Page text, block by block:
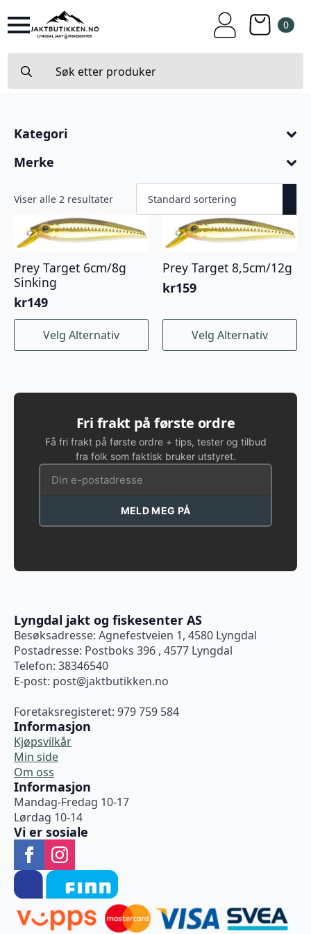
0
for:
Kategori
Merke
Viser alle 2 resultater
Prey Target 6cm/8g
Sinking
kr149
Velg Alternativ
Dette
produktet
Alternativene
produktsiden
Prey Target 8,5cm/12g
kr159
Velg Alternativ
Dette
produktet
kan
velges
på
produktsiden
Fri frakt på første ordre
Få fri frakt på første ordre + tips, tester og tilbud
fra folk som faktisk bruker utstyret.
MELD MEG PÅ
Lyngdal jakt og fiskesenter AS
Besøksadresse: Agnefestveien 1, 4580 Lyngdal
Postadresse: Postboks 396 , 4577 Lyngdal
Telefon: 38346540
E-post: post@jaktbutikken.no
Foretaksregisteret: 979 759 584
Informasjon
Kjøpsvilkår
Min side
Om oss
Informasjon
Mandag-Fredag 10-17
Lørdag 10-14
Vi er sosiale